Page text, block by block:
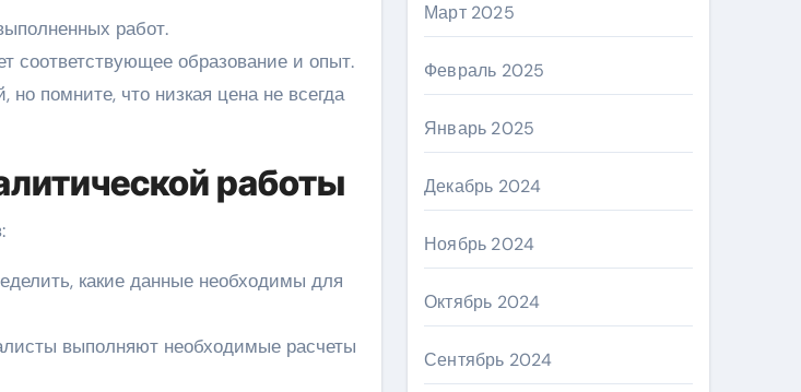
работ.
соответствующее образование и опыт.
помните, что низкая цена не всегда
работы
какие данные необходимы для
выполняют необходимые расчеты
Март 2025
Февраль 2025
Январь 2025
Декабрь 2024
Ноябрь 2024
Октябрь 2024
Сентябрь 2024